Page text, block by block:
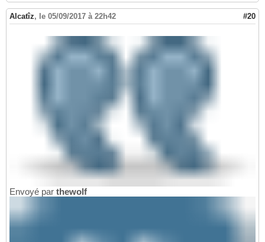
Alcatîz, le 05/09/2017 à 22h42 #20
Envoyé par thewolf